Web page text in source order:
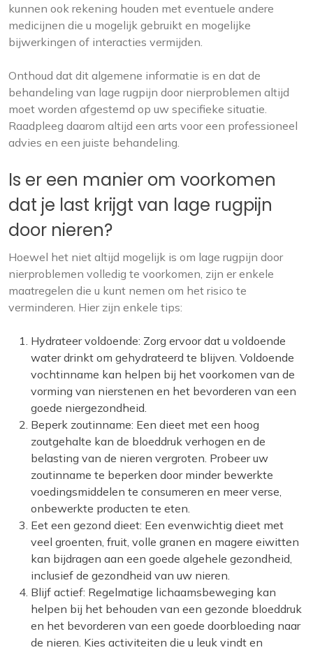
kunnen ook rekening houden met eventuele andere
medicijnen die u mogelijk gebruikt en mogelijke
bijwerkingen of interacties vermijden.
Onthoud dat dit algemene informatie is en dat de
behandeling van lage rugpijn door nierproblemen altijd
moet worden afgestemd op uw specifieke situatie.
Raadpleeg daarom altijd een arts voor een professioneel
advies en een juiste behandeling.
Is er een manier om voorkomen
dat je last krijgt van lage rugpijn
door nieren?
Hoewel het niet altijd mogelijk is om lage rugpijn door
nierproblemen volledig te voorkomen, zijn er enkele
maatregelen die u kunt nemen om het risico te
verminderen. Hier zijn enkele tips:
Hydrateer voldoende: Zorg ervoor dat u voldoende
water drinkt om gehydrateerd te blijven. Voldoende
vochtinname kan helpen bij het voorkomen van de
vorming van nierstenen en het bevorderen van een
goede niergezondheid.
Beperk zoutinname: Een dieet met een hoog
zoutgehalte kan de bloeddruk verhogen en de
belasting van de nieren vergroten. Probeer uw
zoutinname te beperken door minder bewerkte
voedingsmiddelen te consumeren en meer verse,
onbewerkte producten te eten.
Eet een gezond dieet: Een evenwichtig dieet met
veel groenten, fruit, volle granen en magere eiwitten
kan bijdragen aan een goede algehele gezondheid,
inclusief de gezondheid van uw nieren.
Blijf actief: Regelmatige lichaamsbeweging kan
helpen bij het behouden van een gezonde bloeddruk
en het bevorderen van een goede doorbloeding naar
de nieren. Kies activiteiten die u leuk vindt en